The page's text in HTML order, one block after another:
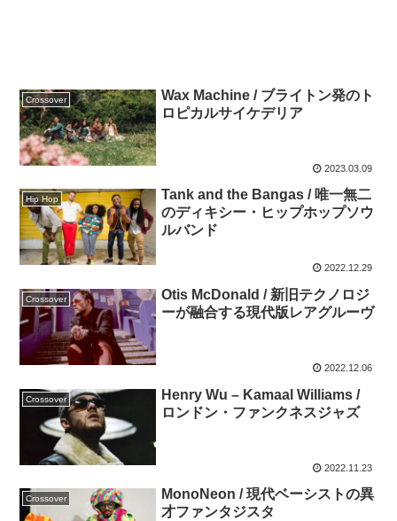
Crossover
Wax Machine / ブライトン発のト
ロピカルサイケデリア
2023.03.09
Hip Hop
Tank and the Bangas / 唯一無二
のディキシー・ヒップホップソウ
ルバンド
2022.12.29
Crossover
Otis McDonald / 新旧テクノロジ
ーが融合する現代版レアグルーヴ
2022.12.06
Crossover
Henry Wu – Kamaal Williams /
ロンドン・ファンクネスジャズ
2022.11.23
Crossover
MonoNeon / 現代ベーシストの異
才ファンタジスタ